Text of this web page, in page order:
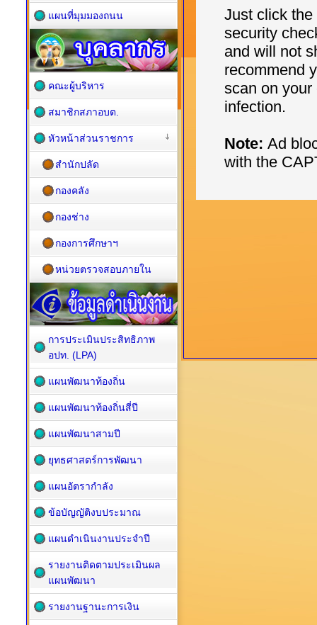
แผนที่มุมมองถนน
คณะผู้บริหาร
สมาชิกสภาอบต.
หัวหน้าส่วนราชการ
สำนักปลัด
กองคลัง
กองช่าง
กองการศึกษาฯ
หน่วยตรวจสอบภายใน
การประเมินประสิทธิภาพ
อปท. (LPA)
แผนพัฒนาท้องถิ่น
แผนพัฒนาท้องถิ่นสี่ปี
แผนพัฒนาสามปี
ยุทธศาสตร์การพัฒนา
แผนอัตรากำลัง
ข้อบัญญัติงบประมาณ
แผนดำเนินงานประจำปี
รายงานติดตามประเมินผล
แผนพัฒนา
รายงานฐานะการเงิน